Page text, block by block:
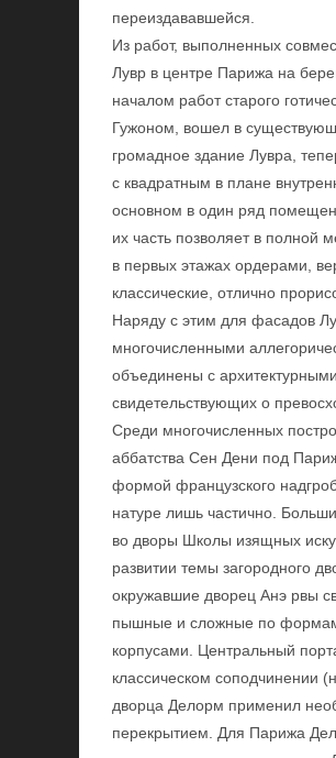
переиздававшейся.
Из работ, выполненных
Лувр в центре Парижа на
началом работ старого
Гужоном, вошел в
громадное здание Лувра,
с квадратным в плане
основном в один ряд
их часть позволяет в полной
в первых этажах ордерами,
классические, отлично
Наряду с этим для фасадов
многочисленными
объединены с
свидетельствующих о
Среди многочисленных
аббатства Сен Дени под
формой французского
натуре лишь частично.
во дворы Школы изящных
развитии темы загородного
окружавшие дворец Анэ рвы
пышные и сложные по формам
корпусами. Центральный
классическом соподчинении
дворца Делорм применил
перекрытием. Для Парижа